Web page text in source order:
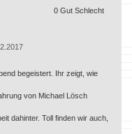
begeistert. Ihr zeigt, wie
von Michael Lösch
dahinter. Toll finden wir auch,
0 Gut Schlecht